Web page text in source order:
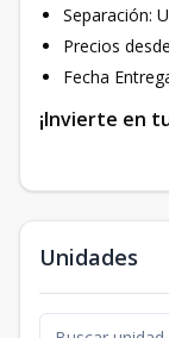
Separación:
Precios
Fecha
¡Invierte en
Unidades